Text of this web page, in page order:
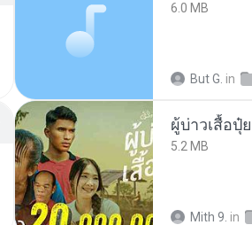
6.0 MB
But G. in
ผู้บ่าวเสื้อปุ๋ย
5.2 MB
Mith 9. in